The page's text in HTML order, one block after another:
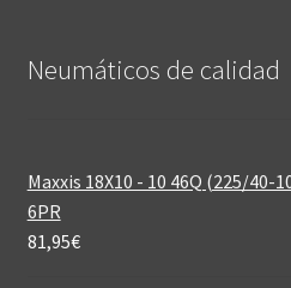
Neumáticos de calidad‎
Maxxis 18X10 - 10 46Q (225/40-
6PR
81,95€